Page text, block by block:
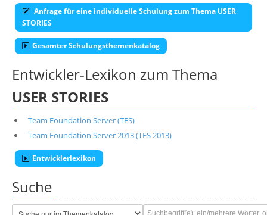
Anfrage für eine individuelle Schulung zum Thema USER
STORIES
Gesamter Schulungsthemenkatalog
Entwickler-Lexikon zum Thema
USER STORIES
Team Foundation Server (TFS)
Team Foundation Server 2013 (TFS 2013)
Entwicklerlexikon
Suche